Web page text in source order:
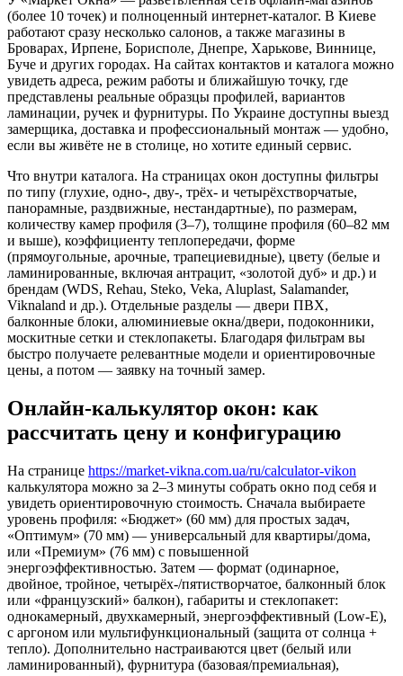
(более 10 точек) и полноценный интернет-каталог. В Киеве
работают сразу несколько салонов, а также магазины в
Броварах, Ирпене, Борисполе, Днепре, Харькове, Виннице,
Буче и других городах. На сайтах контактов и каталога можно
увидеть адреса, режим работы и ближайшую точку, где
представлены реальные образцы профилей, вариантов
ламинации, ручек и фурнитуры. По Украине доступны выезд
замерщика, доставка и профессиональный монтаж — удобно,
если вы живёте не в столице, но хотите единый сервис.
Что внутри каталога. На страницах окон доступны фильтры
по типу (глухие, одно-, дву-, трёх- и четырёхстворчатые,
панорамные, раздвижные, нестандартные), по размерам,
количеству камер профиля (3–7), толщине профиля (60–82 мм
и выше), коэффициенту теплопередачи, форме
(прямоугольные, арочные, трапециевидные), цвету (белые и
ламинированные, включая антрацит, «золотой дуб» и др.) и
брендам (WDS, Rehau, Steko, Veka, Aluplast, Salamander,
Viknaland и др.). Отдельные разделы — двери ПВХ,
балконные блоки, алюминиевые окна/двери, подоконники,
москитные сетки и стеклопакеты. Благодаря фильтрам вы
быстро получаете релевантные модели и ориентировочные
цены, а потом — заявку на точный замер.
Онлайн-калькулятор окон: как
рассчитать цену и конфигурацию
На странице https://market-vikna.com.ua/ru/calculator-vikon
калькулятора можно за 2–3 минуты собрать окно под себя и
увидеть ориентировочную стоимость. Сначала выбираете
уровень профиля: «Бюджет» (60 мм) для простых задач,
«Оптимум» (70 мм) — универсальный для квартиры/дома,
или «Премиум» (76 мм) с повышенной
энергоэффективностью. Затем — формат (одинарное,
двойное, тройное, четырёх-/пятистворчатое, балконный блок
или «французский» балкон), габариты и стеклопакет:
однокамерный, двухкамерный, энергоэффективный (Low-E),
с аргоном или мультифункциональный (защита от солнца +
тепло). Дополнительно настраиваются цвет (белый или
ламинированный), фурнитура (базовая/премиальная),